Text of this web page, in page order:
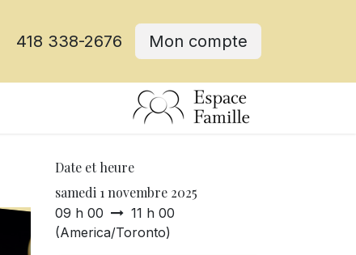
418 338-2676 Mon compte
Date et heure
samedi 1 novembre 2025
09 h 00
11 h 00
(America/Toronto)